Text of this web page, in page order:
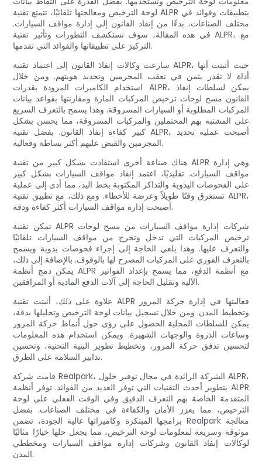
لوحة الترخيص ومعالجتها تلقائيًا، تتمتع تقنية ALPR بتطبيقات وفوائد في
مختلف الصناعات، بدءًا من إنفاذ القانون إلى إدارة مواقف السيارات.
في هذه المقالة، سوف نستكشف التطورات وتأثير تقنية ALPR، مع
التركيز على تطبيقاتها والفوائد التي تقدمها.
سارعت وكالات إنفاذ القانون إلى اعتماد تقنية ALPR، حيث أثبتت أنها
أداة لا تقدر بثمن في تعقب المجرمين وتحديد هويتهم. ومن خلال
استخدام الكاميرات المزودة بقدرات ALPR، يمكن لسلطات إنفاذ
القانون مسح لوحات ترخيص المركبات المارة ومقارنتها بقواعد بيانات
المركبات المطلوبة أو السيارات المسروقة. وهذا يسمح بالتعرف السريع
على المشتبه بهم المحتملين والمركبات المسروقة، مما يحسن بشكل
كبير كفاءة إنفاذ القانون. بفضل تقنية ALPR، أصبحت عملية تحديد
المجرمين والقبض عليهم أكثر بساطة وفعالية.
هناك صناعة أخرى استفادت بشكل كبير من تقنية ALPR وهي إدارة
مواقف السيارات. تقليديًا، اعتمد إنفاذ مواقف السيارات بشكل كبير
على الفحوصات اليدوية والتذاكر المكتوبة بخط اليد، مما أدى إلى عملية
تستغرق وقتًا طويلاً وعرضة للأخطاء. ومع ذلك، مع تطبيق تقنية ALPR،
أصبحت إدارة مواقف السيارات أكثر كفاءة ودقة.
تمكن تقنية ALPR شركات إدارة مواقف السيارات من مسح لوحات
ترخيص المركبات التي تدخل وتخرج من مواقف السيارات تلقائيًا
والتعرف عليها. وهذا يلغي الحاجة إلى إجراء فحوصات يدوية ويسمح
بالتعرف الفوري على المركبات المصرح لها بالوقوف. بالإضافة إلى ذلك،
يمكن دمج أنظمة ALPR مع أنظمة الدفع، مما يسمح بإعداد الفواتير
الآلية وتقليل الحاجة إلى آلات الدفع المادية أو المرافقين.
علاوة على ذلك، أثبتت تقنية ALPR فعاليتها في إدارة حركة المرور
وتخطيط المدن. ومن خلال تسجيل بيانات لوحة الترخيص وتحليلها بدقة،
يمكن للسلطات المحلية الحصول على رؤى حول أنماط حركة المرور
وساعات الذروة والوجهات الشهيرة. ويمكن استخدام هذه المعلومات
لتحسين تدفق حركة المرور، وتخطيط تطوير البنية التحتية، وتحسين
تدابير السلامة على الطرق.
قامت شركة Realpark، الشركة الرائدة في مجال توفير حلول ALPR،
بتطوير أحدث التقنيات التي توفر العديد من الفوائد. توفر أنظمة ALPR
المتقدمة الخاصة بهم التعرف الدقيق وفي الوقت الفعلي على لوحة
الترخيص، مما يعزز الأمان والكفاءة في مختلف الصناعات. بفضل
برامجها المبتكرة وكاميراتها عالية الجودة، تضمن Realpark معالجة
موثوقة وسريعة لمعلومات لوحة الترخيص، مما يجعل حلها خيارًا مثاليًا
لوكالات إنفاذ القانون وشركات إدارة مواقف السيارات ومخططي
المدن.